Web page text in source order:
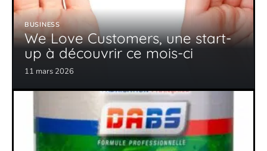
BUSINESS
We Love Customers, une start-
up à découvrir ce mois-ci
11 mars 2026